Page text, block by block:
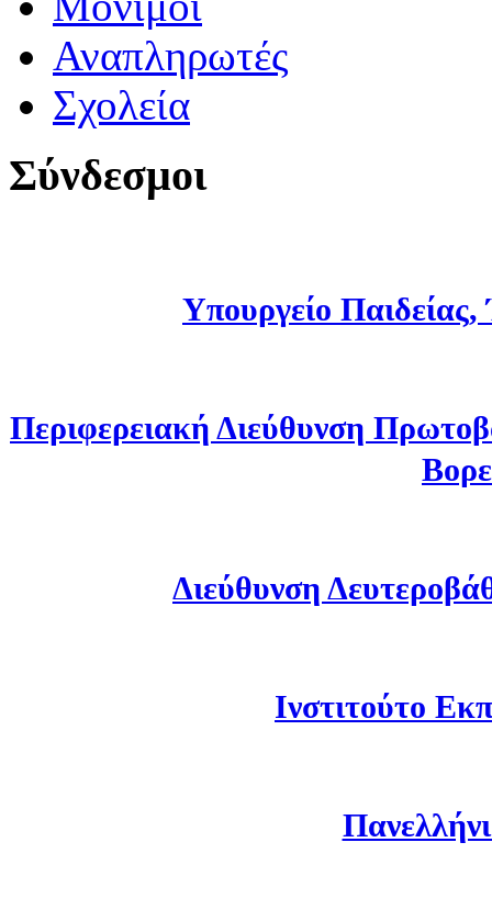
Αναπληρωτές
Σχολεία
Σύνδεσμοι
Υπουργείο
Περιφερειακή Διεύθυνση
Διεύθυνση
Ινστιτούτο